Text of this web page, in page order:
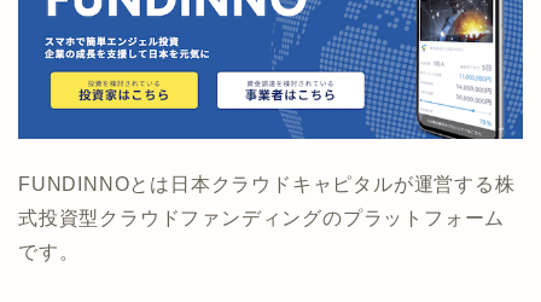
FUNDINNOとは日本クラウドキャピタルが運営する株
式投資型クラウドファンディングのプラットフォーム
です。